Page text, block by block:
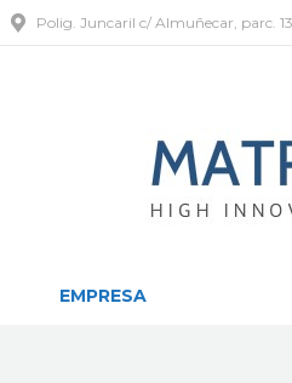
Polig. Juncaril c/ Almuñecar, parc.
EMPRESA